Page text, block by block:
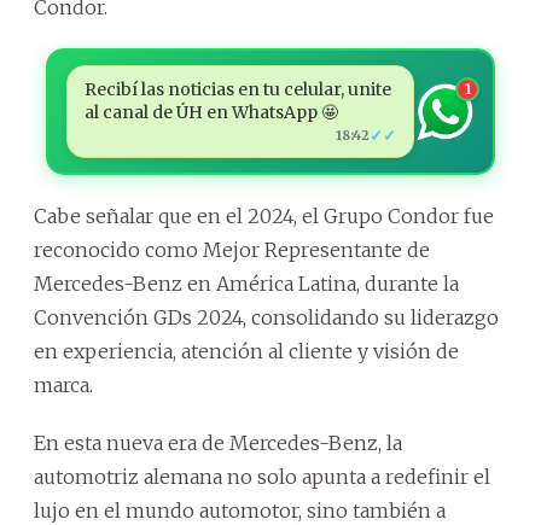
Condor.
Recibí las noticias en tu celular, unite
al canal de ÚH en WhatsApp 🤩
18:42 ✓✓
1
Cabe señalar que en el 2024, el Grupo Condor fue
reconocido como Mejor Representante de
Mercedes-Benz en América Latina, durante la
Convención GDs 2024, consolidando su liderazgo
en experiencia, atención al cliente y visión de
marca.
En esta nueva era de Mercedes-Benz, la
automotriz alemana no solo apunta a redefinir el
lujo en el mundo automotor, sino también a